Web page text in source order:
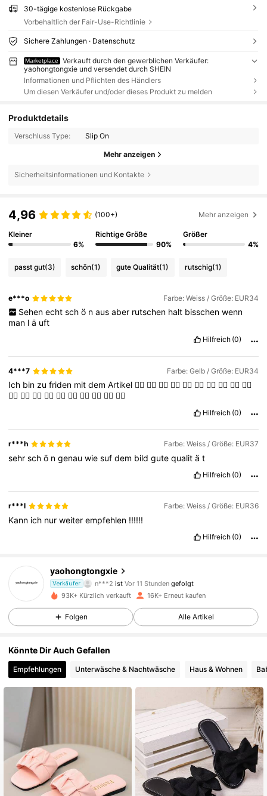
30-tägige kostenlose Rückgabe
Vorbehaltlich der Fair-Use-Richtlinie
Sichere Zahlungen · Datenschutz
Marketplace
Verkauft durch den gewerblichen Verkäufer:
yaohongtongxie und versendet durch SHEIN
Informationen und Pflichten des Händlers
Um diesen Verkäufer und/oder dieses Produkt zu melden
Produktdetails
Verschluss Type: Slip On
Mehr anzeigen
Sicherheitsinformationen und Kontakte
4,96 (100+) Mehr anzeigen
Kleiner
6%
Richtige Größe
90%
Größer
4%
passt gut(3) schön(1) gute Qualität(1) rutschig(1)
e***o Farbe: Weiss / Größe: EUR34
Sehen echt sch ö n aus aber rutschen halt bisschen wenn
man lä uft
Hilfreich (0)
4***7 Farbe: Gelb / Größe: EUR34
Ich binzufriden mitdemArtikel 👍🏻 👍🏻 👍🏻 👍🏻 👍🏻 👍🏻 👍🏻 👍🏻 👍🏻 👍🏻
👍🏻 👍🏻 👍🏻 👍🏻 👍🏻 👍🏻 👍🏻 👍🏻 👍🏻 👍🏻
Hilfreich (0)
r***h Farbe: Weiss / Größe: EUR37
sehrschö ngenauwiesufdem bildgutequalität
Hilfreich (0)
r***l Farbe: Weiss / Größe: EUR36
Kann ich nurweiterempfehlen !!!!!!
Hilfreich (0)
yaohongtongxie
Verkäufer
n***2istVor 11 Stunden
E***A ist am Durchsuchen
4,82
4.4K Follower
4,82 4.4K Follower
4.4K Follower
4.4K Follower
4,82 4.4K Follower
93K+ Kürzlich verkauft 16K+ Erneut kaufen
Folgen Alle Artikel
Könnte Dir Auch Gefallen
Empfehlungen Unterwäsche & Nachtwäsche Haus & Wohnen